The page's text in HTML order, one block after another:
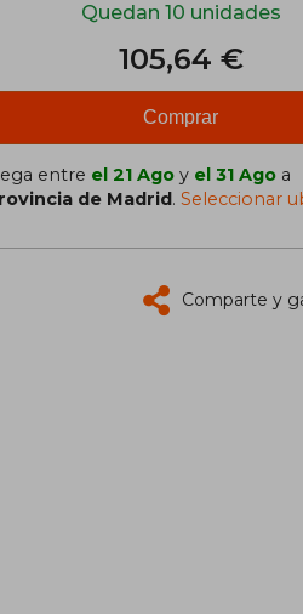
Quedan 10 unidades
105,64 €
Comprar
entre el 21 Ago y el 31 Ago a
de Madrid. Seleccionar
Comparte y